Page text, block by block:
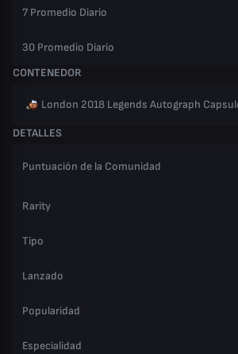
7 Promedio Diario
30 Promedio Diario
CONTENEDOR
London 2018 Legends Autograph
DETALLES
Puntuación de la Comunidad
Rarity
Tipo
Lanzado
Popularidad
Especialidad